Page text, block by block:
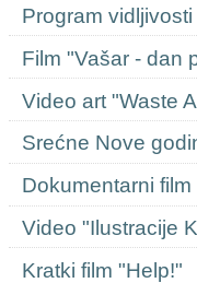
Program
Film "Vašar - dan
Video art "Waste
Srećne Nove
Dokumentarni
Video "Ilustracije
Kratki film "Help!"